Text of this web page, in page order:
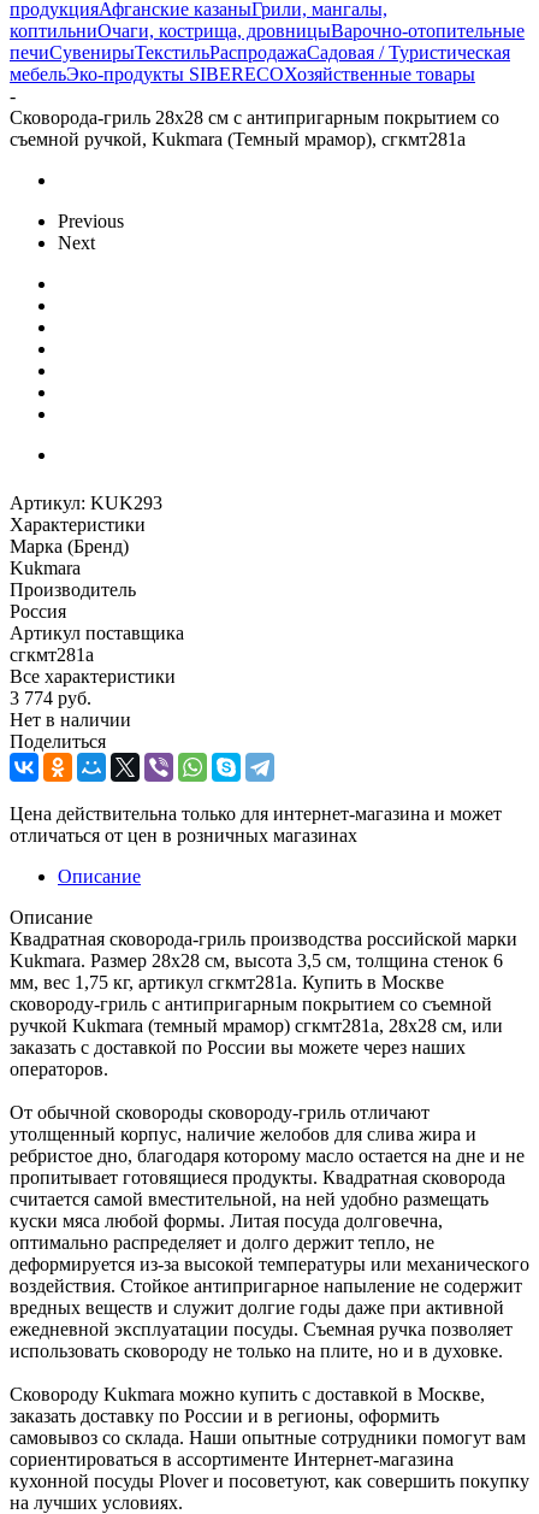
продукцияАфганские казаныГрили, мангалы,
коптильниОчаги, кострища, дровницыВарочно-отопительные
печиСувенирыТекстильРаспродажаСадовая / Туристическая
мебельЭко-продукты SIBERECOХозяйственные товары
-
Сковорода-гриль 28х28 см с антипригарным покрытием со
съемной ручкой, Kukmara (Темный мрамор), сгкмт281а
Previous
Next
Артикул: KUK293
Характеристики
Марка (Бренд)
Kukmara
Производитель
Россия
Артикул поставщика
сгкмт281а
Все характеристики
3 774 руб.
Нет в наличии
Поделиться
Цена действительна только для интернет-магазина и может
отличаться от цен в розничных магазинах
Описание
Описание
Квадратная сковорода-гриль производства российской марки
Kukmara. Размер 28х28 см, высота 3,5 см, толщина стенок 6
мм, вес 1,75 кг, артикул сгкмт281а. Купить в Москве
сковороду-гриль с антипригарным покрытием со съемной
ручкой Kukmara (темный мрамор) сгкмт281а, 28х28 см, или
заказать с доставкой по России вы можете через наших
операторов.
От обычной сковороды сковороду-гриль отличают
утолщенный корпус, наличие желобов для слива жира и
ребристое дно, благодаря которому масло остается на дне и не
пропитывает готовящиеся продукты. Квадратная сковорода
считается самой вместительной, на ней удобно размещать
куски мяса любой формы. Литая посуда долговечна,
оптимально распределяет и долго держит тепло, не
деформируется из-за высокой температуры или механического
воздействия. Стойкое антипригарное напыление не содержит
вредных веществ и служит долгие годы даже при активной
ежедневной эксплуатации посуды. Съемная ручка позволяет
использовать сковороду не только на плите, но и в духовке.
Сковороду Kukmara можно купить с доставкой в Москве,
заказать доставку по России и в регионы, оформить
самовывоз со склада. Наши опытные сотрудники помогут вам
сориентироваться в ассортименте Интернет-магазина
кухонной посуды Plover и посоветуют, как совершить покупку
на лучших условиях.